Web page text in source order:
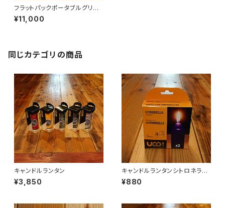
フラットパックポータブルグリル
＆ファイヤーピット L
¥11,000
同じカテゴリの商品
キャンドルランタン
¥3,850
キャンドルランタンシトロネラス
ペアキャンドル
¥880